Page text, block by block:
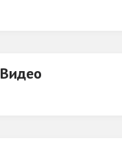
уборы, сумки. Это
Видео